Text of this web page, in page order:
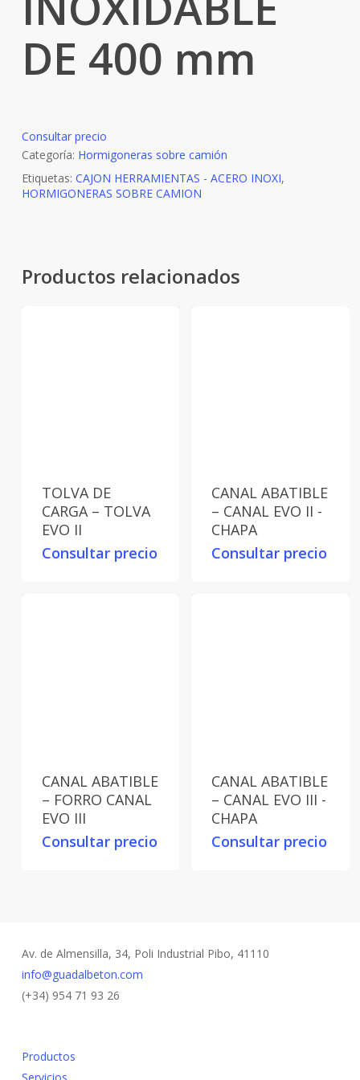
DE 400 mm
Consultar precio
Categoría: Hormigoneras sobre camión
Etiquetas: CAJON HERRAMIENTAS - ACERO INOXI,
HORMIGONERAS SOBRE CAMION
Productos relacionados
TOLVA DE
CARGA – TOLVA
EVO II
Consultar precio
CANAL ABATIBLE
– CANAL EVO II -
CHAPA
Consultar precio
CANAL ABATIBLE
– FORRO CANAL
EVO III
Consultar precio
CANAL ABATIBLE
– CANAL EVO III -
CHAPA
Consultar precio
Av. de Almensilla, 34, Poli Industrial Pibo, 41110
info@guadalbeton.com
(+34) 954 71 93 26
Productos